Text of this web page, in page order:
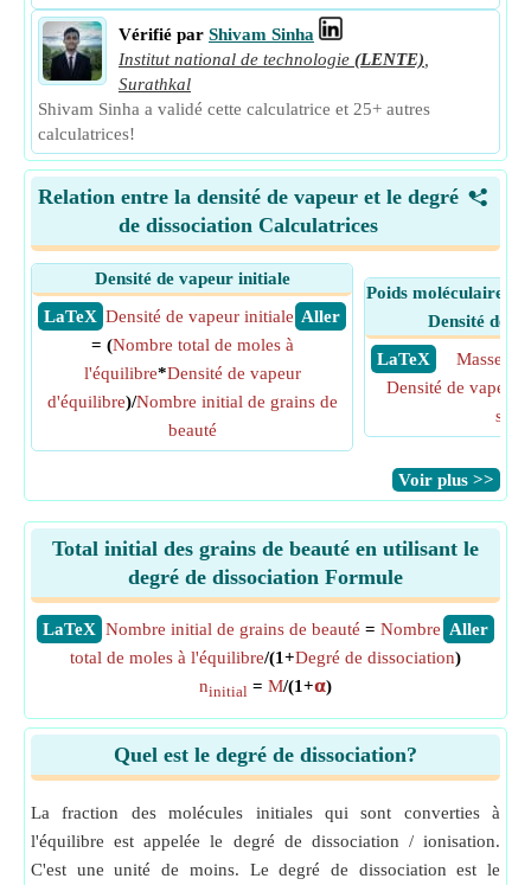
Vérifié par Shivam Sinha
Institut national de technologie (LENTE)
Surathkal
Shivam Sinha a validé cette calculatrice et 25+ autres
calculatrices!
<
Relation entre la densité de vapeur et le degré
de dissociation Calculatrices
Densité de vapeur initiale
​ LaTeX
​ Aller
Densité de vapeur initiale
= (Nombre total de moles à
l'équilibre*Densité de vapeur
d'équilibre)/Nombre initial de grains de
beauté
Poids moléculaire de
Densité de
​ LaTeX
Masse
Densité de vapeur
​Voir plus >>
Total initial des grains de beauté en utilisant le
degré de dissociation Formule
​LaTeX ​Aller
Nombre initial de grains de beauté = Nombre
total de moles à l'équilibre/(1+Degré de dissociation)
ninitial = M/(1+𝝰)
Quel est le degré de dissociation?
La fraction des molécules initiales qui sont converties à
l'équilibre est appelée le degré de dissociation / ionisation.
C'est une unité de moins. Le degré de dissociation est le